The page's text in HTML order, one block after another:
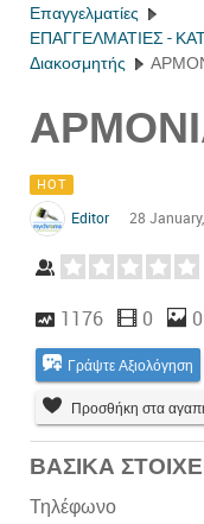
Επαγγελματίες
ΕΠΑΓΓΕΛΜΑΤΙΕΣ -
Διακοσμητής
HOT
Editor 28
1176 0 0
Γράψτε Αξιολόγηση
Προσθήκη στα
ΒΑΣΙΚΑ
Τηλέφωνο